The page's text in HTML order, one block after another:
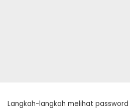
Langkah-langkah melihat password